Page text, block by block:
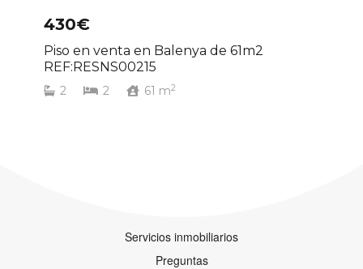
430€
Piso en venta en Balenya de 61m2
REF:RESNS00215
2 2 61 m2
Servicios inmobiliarios
Preguntas